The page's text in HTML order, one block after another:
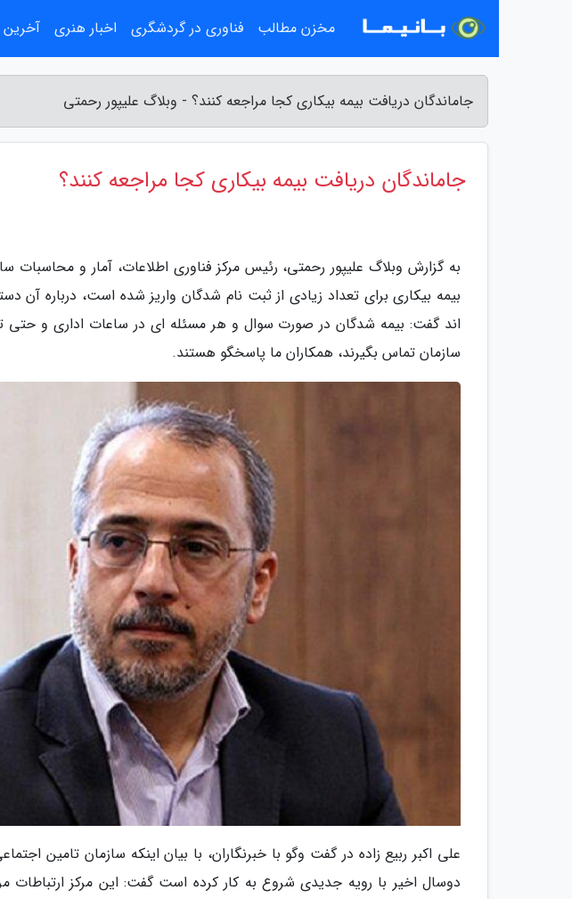
جاماندگان دریافت بیمه بیکاری کجا مراجعه کنند؟ - وبلاگ علیپور رحمتی
جاماندگان دریافت بیمه بیکاری کجا مراجعه کنند؟
به گزارش وبلاگ علیپور رحمتی، رئیس مرکز فناوری اطلاعات، آمار و محاسبات
بیمه بیکاری برای تعداد زیادی از ثبت نام شدگان واریز شده است، درباره آن
سازمان تماس بگیرند، همکاران ما پاسخگو هستند.
علی اکبر ربیع زاده در گفت وگو با خبرنگاران، با بیان اینکه سازمان تامین
مخزن مطالب فناوری در گردشگری اخبار هنری آخرین